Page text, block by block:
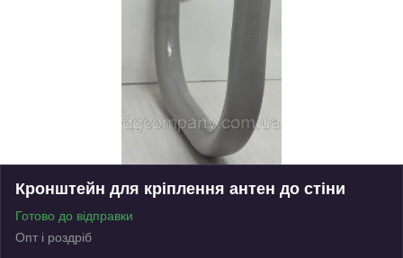
Кронштейн для кріплення антен до стіни
Готово до відправки
Опт і роздріб